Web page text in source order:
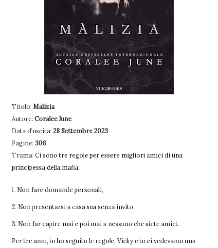
Titolo: Malizia
Autore: Coralee June
Data d'uscita: 28 Settembre 2023
Pagine: 306
Trama: Ci sono tre regole per essere migliori amici di una
principessa della mafia:
1. Non fare domande personali,
2. Non presentarsi a casa sua senza invito,
3. Non far capire mai e poi mai a nessuno che siete amici.
Per tre anni, io ho seguito le regole. Vicky e io ci vedevamo una